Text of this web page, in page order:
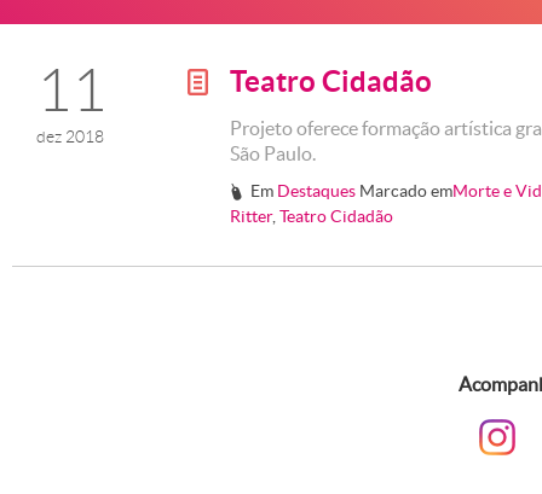
11
dez 2018
g Teatro Cidadão
Projeto oferece formação artística
São Paulo.
# Em Destaques Marcado emMorte e
Ritter, Teatro Cidadão